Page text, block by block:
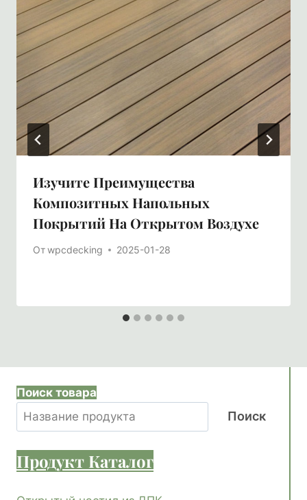
Изучите Преимущества
Композитных Напольных
Покрытий На Открытом Воздухе
Отwpcdecking 2025-01-28
Поиск товара
Поиск
Продукт Каталог